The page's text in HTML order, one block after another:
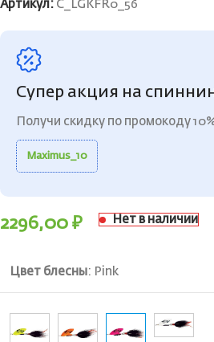
Артикул: C_LGKFR0_56
Супер акция на
Получи скидку по промокоду
Maximus_10
2296,00 ₽ Нет в наличии
Цвет блесны: Pink